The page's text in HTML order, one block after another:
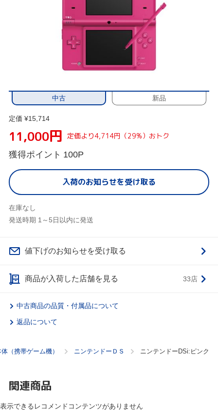
中古 新品
定価 ¥15,714
11,000円 定価より4,714円（29%）おトク
獲得ポイント 100P
入荷のお知らせを受け取る
在庫なし
発送時期 1～5日以内に発送
値下げのお知らせを受け取る
商品が入荷した店舗を見る 33店
中古商品の品質・付属品について
返品について
（携帯ゲーム機） ニンテンドーＤＳ ニンテンドーDSi:ピンク
関連商品
表示できるレコメンドコンテンツがありません